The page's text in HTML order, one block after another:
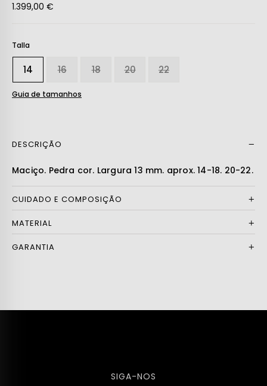
1.399,00 €
Talla
14 16 18 20 22
Guia de tamanhos
DESCRIÇÃO
Maciço. Pedra cor. Largura 13 mm. aprox. 14-18. 20-22.
CUIDADO E COMPOSIÇÃO
MATERIAL
GARANTIA
SIGA-NOS